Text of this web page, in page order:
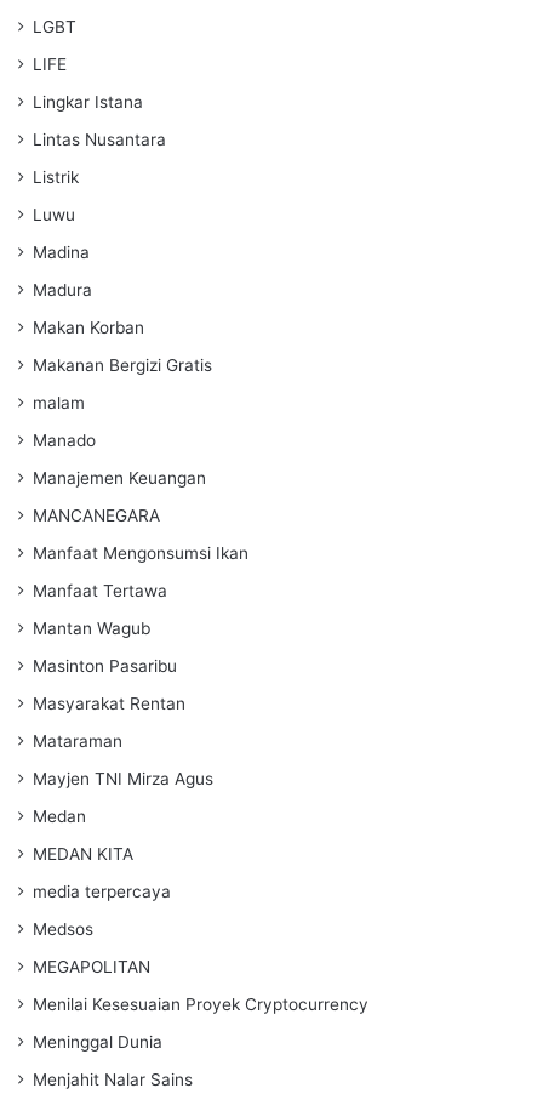
LGBT
LIFE
Lingkar Istana
Lintas Nusantara
Listrik
Luwu
Madina
Madura
Makan Korban
Makanan Bergizi Gratis
malam
Manado
Manajemen Keuangan
MANCANEGARA
Manfaat Mengonsumsi Ikan
Manfaat Tertawa
Mantan Wagub
Masinton Pasaribu
Masyarakat Rentan
Mataraman
Mayjen TNI Mirza Agus
Medan
MEDAN KITA
media terpercaya
Medsos
MEGAPOLITAN
Menilai Kesesuaian Proyek Cryptocurrency
Meninggal Dunia
Menjahit Nalar Sains